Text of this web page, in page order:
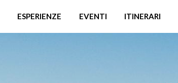
ESPERIENZE EVENTI ITINERARI